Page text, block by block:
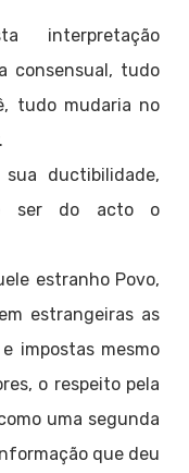
interpretação
consensual, tudo
tudo mudaria no
ductibilidade,
ser do acto o
estranho Povo,
estrangeiras as
impostas mesmo
o respeito pela
uma segunda
que deu